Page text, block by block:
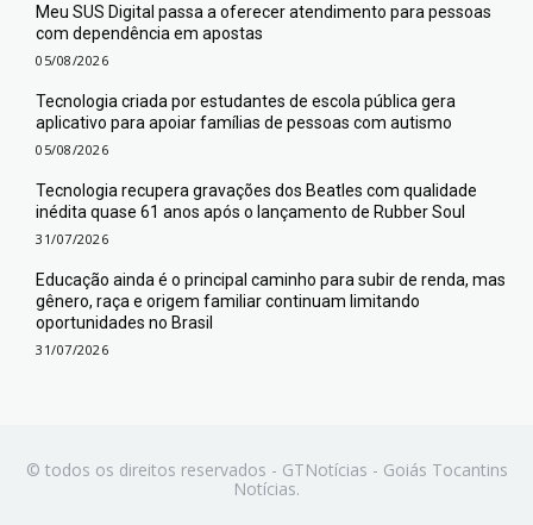
Meu SUS Digital passa a oferecer atendimento para pessoas
com dependência em apostas
05/08/2026
Tecnologia criada por estudantes de escola pública gera
aplicativo para apoiar famílias de pessoas com autismo
05/08/2026
Tecnologia recupera gravações dos Beatles com qualidade
inédita quase 61 anos após o lançamento de Rubber Soul
31/07/2026
Educação ainda é o principal caminho para subir de renda, mas
gênero, raça e origem familiar continuam limitando
oportunidades no Brasil
31/07/2026
© todos os direitos reservados - GTNotícias - Goiás Tocantins
Notícias.